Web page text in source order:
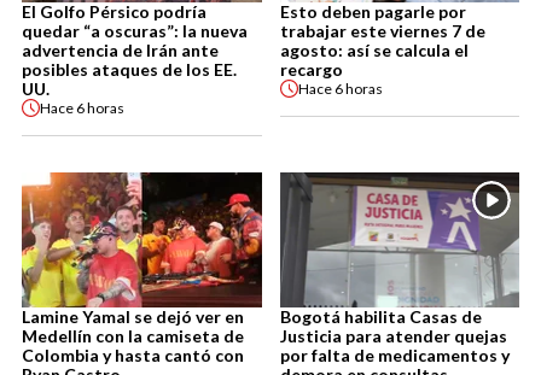
El Golfo Pérsico podría
quedar “a oscuras”: la nueva
advertencia de Irán ante
posibles ataques de los EE.
UU.
Hace 6 horas
Esto deben pagarle por
trabajar este viernes 7 de
agosto: así se calcula el
recargo
Hace 6 horas
Lamine Yamal se dejó ver en
Medellín con la camiseta de
Colombia y hasta cantó con
Bogotá habilita Casas de
Justicia para atender quejas
por falta de medicamentos y